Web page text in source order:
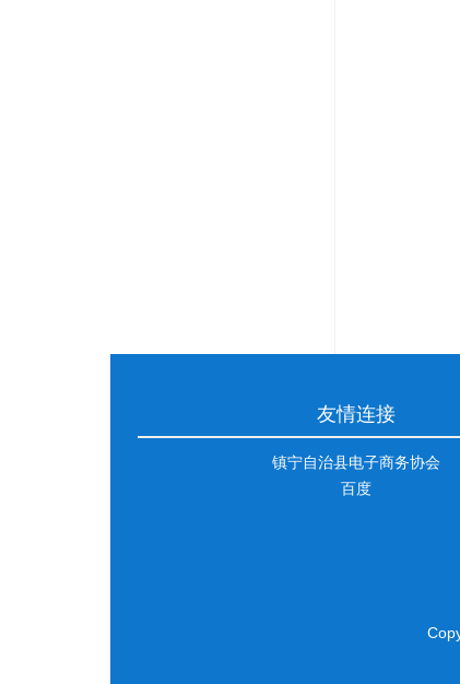
友情连接
镇宁自治县电子商务协会
百度